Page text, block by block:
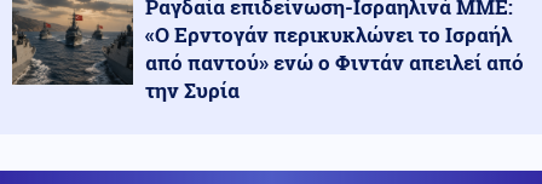
δείχνει τον Χαμενεΐ ζωντανό
Κοινωνία 09.08.2026 - 16:29
κοιμήθηκε με τον φονιά για να δικαιώσει τη νεκρή
Ραγδαία επιδείνωση-Ισραηλινά ΜΜΕ:
«Ο Ερντογάν περικυκλώνει το Ισραήλ
από παντού» ενώ ο Φιντάν απειλεί από
την Συρία